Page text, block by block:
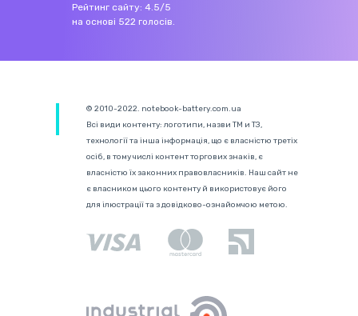
Рейтинг сайту: 4.5/5
на основі 522 голосів.
© 2010-2022. notebook-battery.com.ua
Всі види контенту: логотипи, назви ТМ и ТЗ,
технології та інша інформація, що є власністю третіх
осіб, в тому числі контент торгових знаків, є
власністю їх законних правовласників. Наш сайт не
є власником цього контенту й використовує його
для ілюстрації та з довідково-ознайомчою метою.